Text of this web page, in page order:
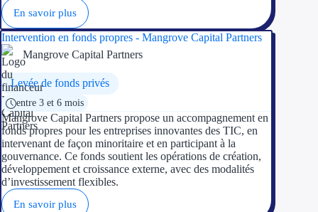
Ressources
FAQ
En savoir plus
Intervention en fonds propres - Mangrove Capital Partners
Mangrove Capital Partners
Levée de fonds privés
entre 3 et 6 mois
Mangrove Capital Partners propose un accompagnement en
fonds propres pour les entreprises innovantes des TIC, en
intervenant de façon minoritaire et en participant à la
gouvernance. Ce fonds soutient les opérations de création,
développement et croissance externe, avec des modalités
d’investissement flexibles.
En savoir plus